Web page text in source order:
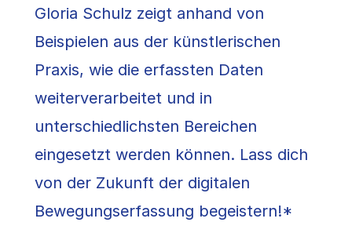
Gloria Schulz zeigt anhand von
Beispielen aus der künstlerischen
Praxis, wie die erfassten Daten
weiterverarbeitet und in
unterschiedlichsten Bereichen
eingesetzt werden können. Lass dich
von der Zukunft der digitalen
Bewegungserfassung begeistern!*